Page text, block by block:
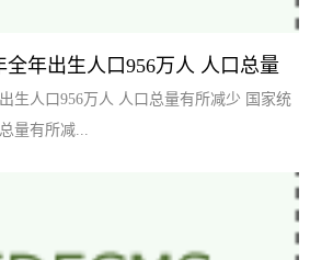
全年出生人口956万人 人口总量
生人口956万人 人口总量有所减少 国家统
量有所减...